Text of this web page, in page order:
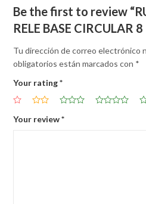
Be the first to review
RELE BASE CIRCULAR 8
Tu dirección de correo electrónico
obligatorios están marcados con *
Your rating*
Your review*